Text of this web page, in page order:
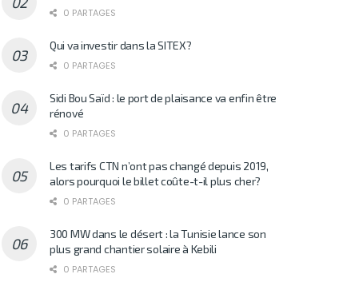
0 PARTAGES
Qui va investir dans la SITEX?
0 PARTAGES
Sidi Bou Saïd : le port de plaisance va enfin être
rénové
0 PARTAGES
Les tarifs CTN n’ont pas changé depuis 2019,
alors pourquoi le billet coûte-t-il plus cher?
0 PARTAGES
300 MW dans le désert : la Tunisie lance son
plus grand chantier solaire à Kebili
0 PARTAGES